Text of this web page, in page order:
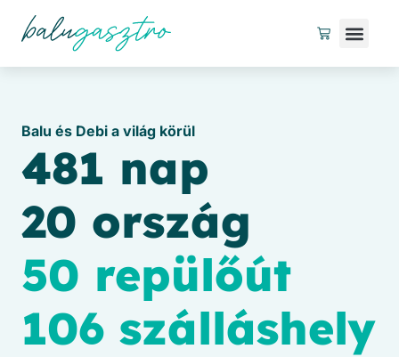
Balu és Debi a világ körül
481 nap
20 ország
50 repülőút
106 szálláshely